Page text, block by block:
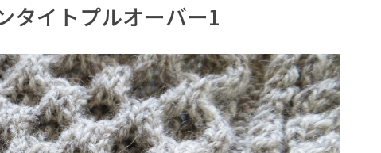
タイトプルオーバー1